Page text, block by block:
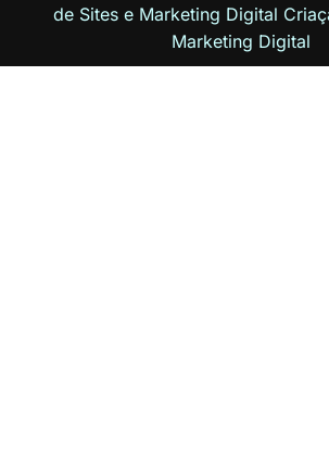
de Sites e Marketing Digital
Marketing Digital